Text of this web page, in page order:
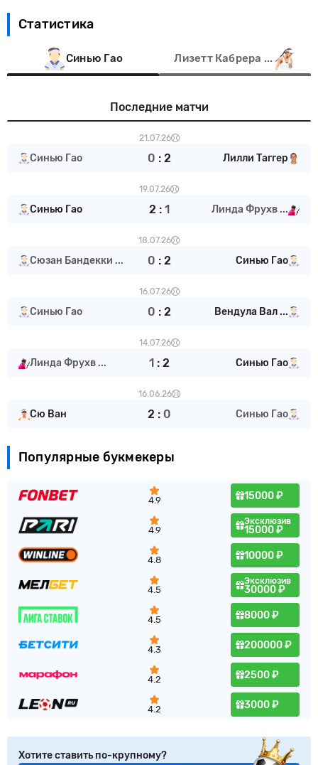
Статистика
Синью Гао Лизетт Кабрера ...
Последние матчи
21.07.26
Синью Гао 0 : 2 Лилли Таггер
19.07.26
Синью Гао 2 : 1 Линда Фрухв ...
18.07.26
Сюзан Бандекки ... 0 : 2 Синью Гао
16.07.26
Синью Гао 0 : 2 Вендула Вал ...
14.07.26
Линда Фрухв ... 1: 2 Синью Гао
16.06.26
Сю Ван 2 : 0 Синью Гао
Популярные букмекеры
4.9 15000 ₽
4.9
Эксклюзив
15000 ₽
4.8 10000 ₽
4.5
Эксклюзив
30000 ₽
4.5 8000 ₽
4.3 200000 ₽
4.2 2500 ₽
4.2 3000 ₽
Хотите ставить по-крупному?